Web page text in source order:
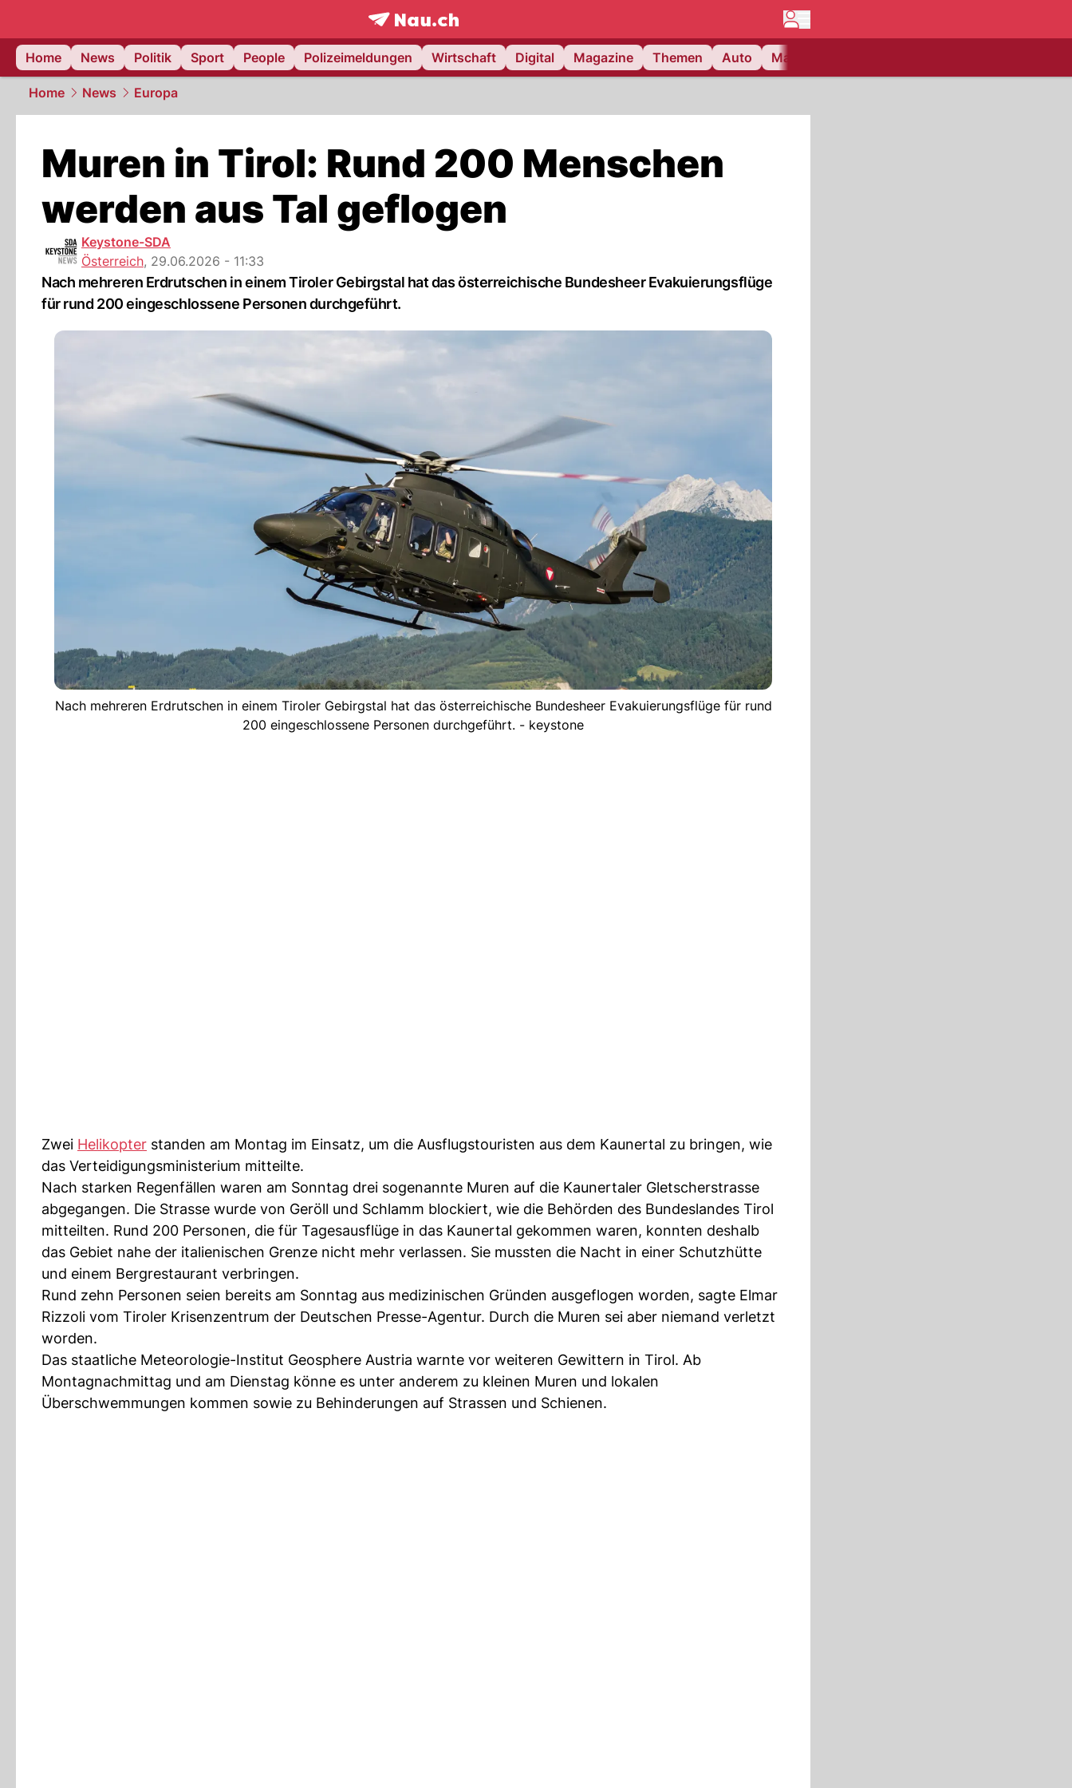
frontpage.NAU.ch
Home
News Politik Sport People Polizeimeldungen Wirtschaft Digital Magazine Themen Auto Matchcenter
Home News Europa
Muren in Tirol: Rund 200 Menschen
werden aus Tal geflogen
Keystone-SDA
Österreich, 29.06.2026 - 11:33
Nach mehreren Erdrutschen in einem Tiroler Gebirgstal hat das österreichische Bundesheer Evakuierungsflüge
für rund 200 eingeschlossene Personen durchgeführt.
Nach mehreren Erdrutschen in einem Tiroler Gebirgstal hat das österreichische Bundesheer Evakuierungsflüge für rund
200 eingeschlossene Personen durchgeführt. - keystone
Zwei Helikopter standen am Montag im Einsatz, um die Ausflugstouristen aus dem Kaunertal zu bringen, wie
das Verteidigungsministerium mitteilte.
Nach starken Regenfällen waren am Sonntag drei sogenannte Muren auf die Kaunertaler Gletscherstrasse
abgegangen. Die Strasse wurde von Geröll und Schlamm blockiert, wie die Behörden des Bundeslandes Tirol
mitteilten. Rund 200 Personen, die für Tagesausflüge in das Kaunertal gekommen waren, konnten deshalb
das Gebiet nahe der italienischen Grenze nicht mehr verlassen. Sie mussten die Nacht in einer Schutzhütte
und einem Bergrestaurant verbringen.
Rund zehn Personen seien bereits am Sonntag aus medizinischen Gründen ausgeflogen worden, sagte Elmar
Rizzoli vom Tiroler Krisenzentrum der Deutschen Presse-Agentur. Durch die Muren sei aber niemand verletzt
worden.
Das staatliche Meteorologie-Institut Geosphere Austria warnte vor weiteren Gewittern in Tirol. Ab
Montagnachmittag und am Dienstag könne es unter anderem zu kleinen Muren und lokalen
Überschwemmungen kommen sowie zu Behinderungen auf Strassen und Schienen.